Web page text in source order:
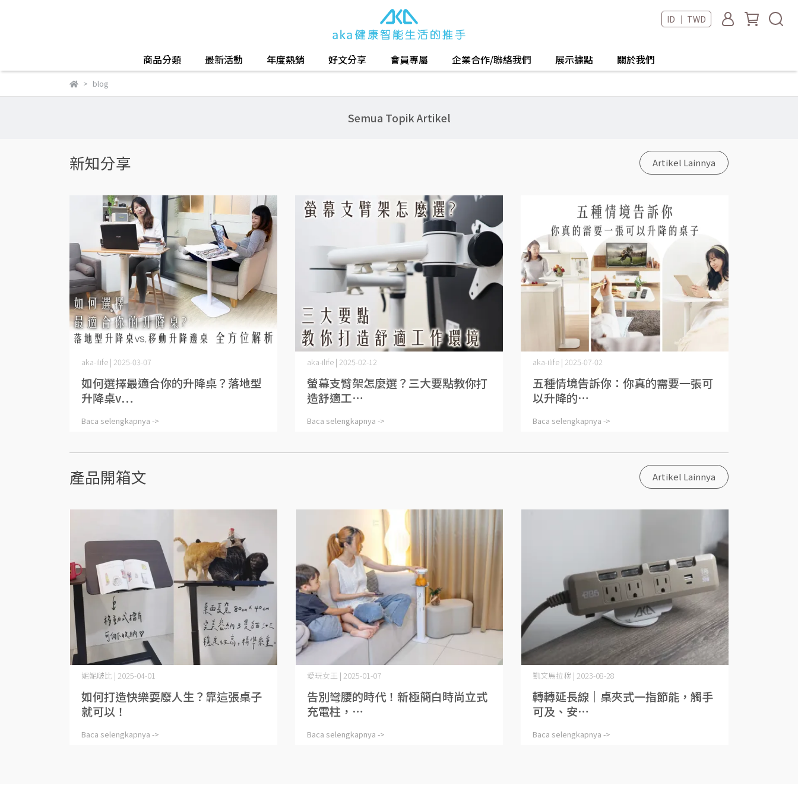
ID ｜ TWD
商品分類 最新活動 年度熱銷 好文分享 會員專屬 企業合作/聯絡我們 展示據點 關於我們
blog
Semua Topik Artikel
新知分享 Artikel Lainnya
aka-ilife | 2025-03-07
如何選擇最適合你的升降桌？落地型
升降桌v⋯
Baca selengkapnya ->
aka-ilife | 2025-02-12
螢幕支臂架怎麼選？三大要點教你打
造舒適工⋯
Baca selengkapnya ->
aka-ilife | 2025-07-02
五種情境告訴你：你真的需要一張可
以升降的⋯
Baca selengkapnya ->
產品開箱文 Artikel Lainnya
妮妮啵比 | 2025-04-01
如何打造快樂耍廢人生？靠這張桌子
就可以！
Baca selengkapnya ->
愛玩女王 | 2025-01-07
告別彎腰的時代！新極簡白時尚立式
充電柱，⋯
Baca selengkapnya ->
凱文馬拉穆 | 2023-08-28
轉轉延長線｜桌夾式一指節能，觸手
可及、安⋯
Baca selengkapnya ->